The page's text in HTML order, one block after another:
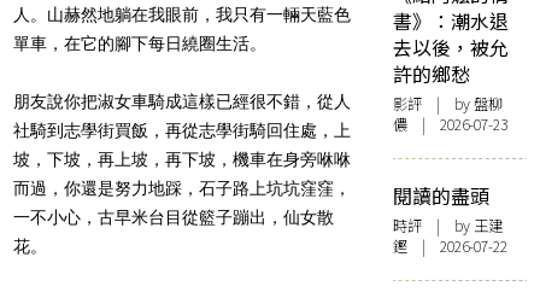
人。山赫然地躺在我眼前，我只有一輛天藍色
單車，在它的腳下每日繞圈生活。
朋友說你把淑女車騎成這樣已經很不錯，從人
社騎到志學街買飯，再從志學街騎回住處，上
坡，下坡，再上坡，再下坡，機車在身旁咻咻
而過，你還是努力地踩，石子路上坑坑窪窪，
一不小心，古早米台目從籃子蹦出，仙女散
花。
書》：潮水退
去以後，被允
許的鄉愁
影評 | by 盤柳
儂 | 2026-07-23
閱讀的盡頭
時評 | by 王建
鏗 | 2026-07-22